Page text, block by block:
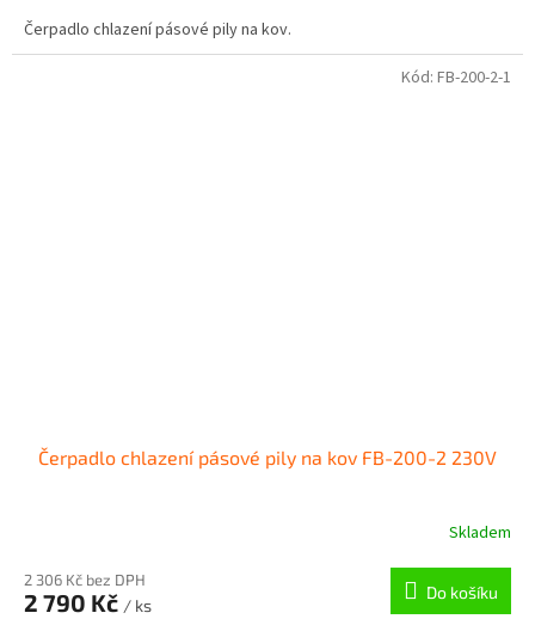
Čerpadlo chlazení pásové pily na kov.
Čerpadlo chlazení pásové pily na kov FB-200-2 230V
Skladem
2 306 Kč bez DPH
2 790 Kč / ks
Do košíku
Kód: FB-200-2-1